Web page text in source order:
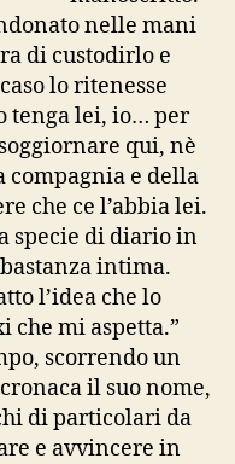
nelle mani
di custodirlo e
lo ritenesse
tenga lei, io… per
qui, nè
compagnia e della
che ce l’abbia lei.
specie di diario in
intima.
l’idea che lo
che mi aspetta.”
scorrendo un
il suo nome,
di particolari da
e avvincere in